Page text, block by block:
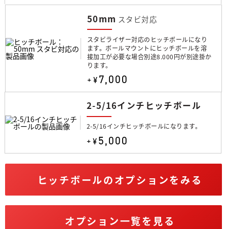
50mm スタビ対応
スタビライザー対応のヒッチボールになり
ます。ボールマウントにヒッチボールを溶
接加工が必要な場合別途8.000円が別途掛か
ります。
+¥7,000
2-5/16インチヒッチボール
2-5/16インチヒッチボールになります。
+¥5,000
ヒッチボールのオプションをみる
オプション一覧を見る